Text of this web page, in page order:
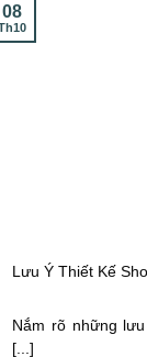
Lưu Ý Thiết Kế
Nắm rõ những
[...]
08